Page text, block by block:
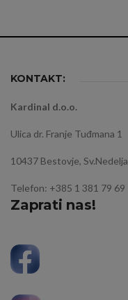
KONTAKT:
Kardinal d.o.o.
Ulica dr. Franje Tuđmana 1
10437 Bestovje, Sv.Nedelja
Telefon: +385 1 381 79 69
Zaprati nas!